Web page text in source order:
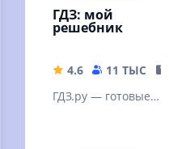
ГДЗ: мой
решебник
4.6 11 ТЫС
ГДЗ.ру — готовые